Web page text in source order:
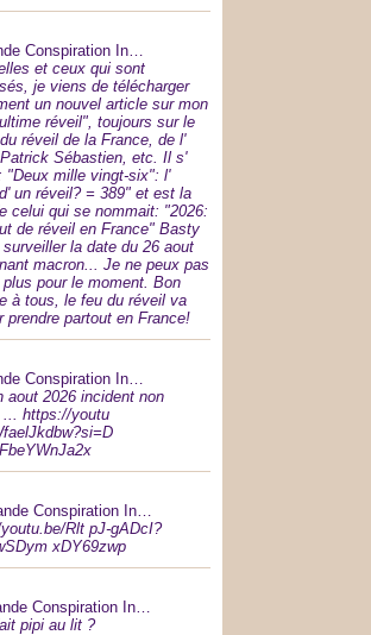
Conspiration In…
et ceux qui sont
je viens de télécharger
un nouvel article sur mon
réveil", toujours sur le
réveil de la France, de l'
Sébastien, etc. Il s'
"Deux mille vingt-six": l'
un réveil? = 389" et est la
celui qui se nommait: "2026:
de réveil en France" Basty
la date du 26 aout
macron... Je ne peux pas
plus pour le moment. Bon
à tous, le feu du réveil va
prendre partout en France!
Conspiration In…
aout 2026 incident non
... https://youtu
Conspiration In…
Rlt pJ-gADcI?
xDY69zwp
Conspiration In…
pipi au lit ?